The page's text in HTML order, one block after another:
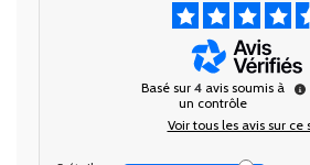
Basé sur 4 avis soumis à
un contrôle
Voir tous les avis sur ce